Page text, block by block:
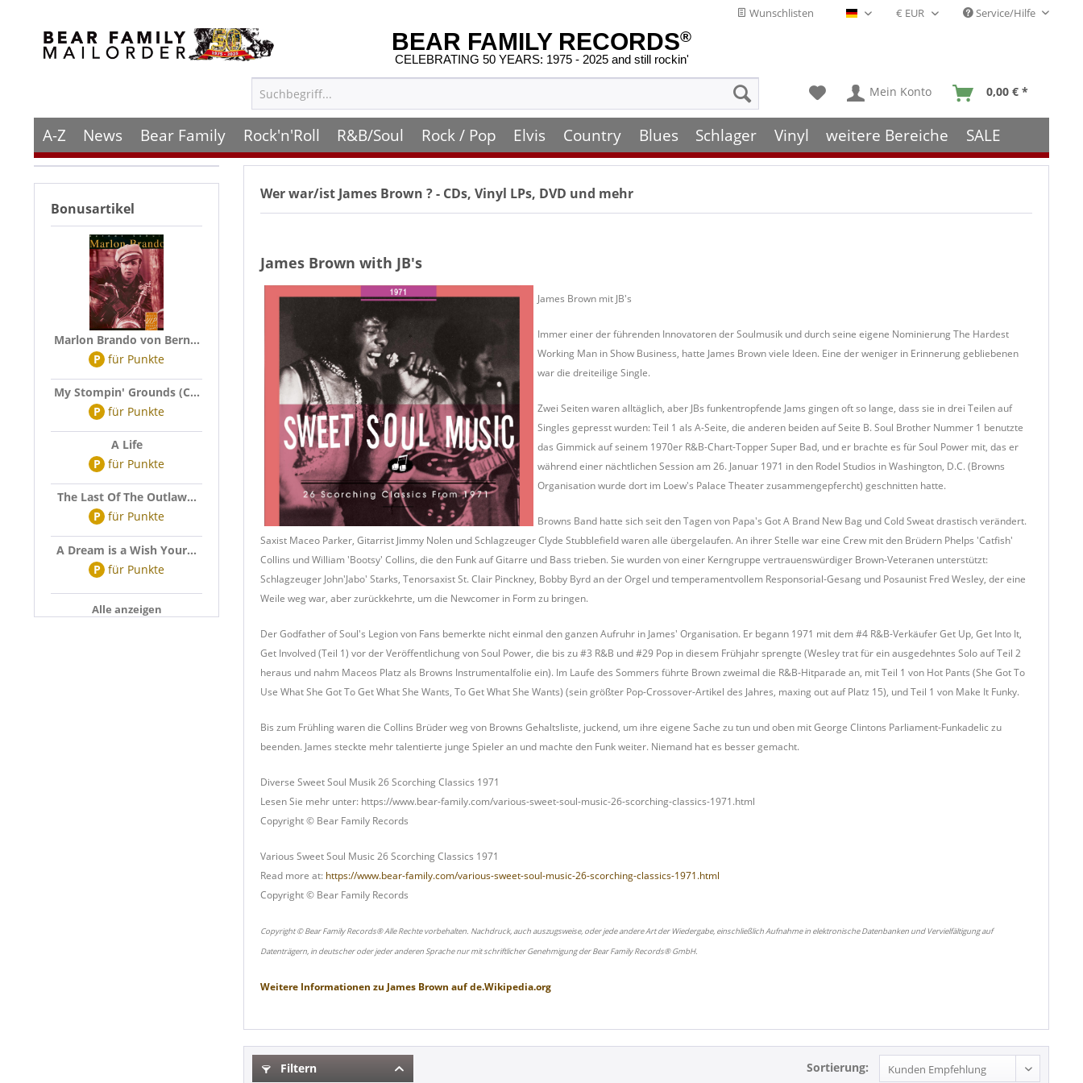
Wunschlisten Deutsch - DE Service/Hilfe
BEAR FAMILY RECORDS®
CELEBRATING 50 YEARS: 1975 - 2025 and still rockin'
Mein Konto 0,00 € *
A-Z News Bear Family Rock'n'Roll R&B/Soul Rock / Pop Elvis Country Blues Schlager Vinyl weitere Bereiche SALE
Bonusartikel
Marlon Brando von Bern...
P für Punkte
My Stompin' Grounds (C...
P für Punkte
A Life
P für Punkte
The Last Of The Outlaw...
P für Punkte
A Dream is a Wish Your...
P für Punkte
Alle anzeigen
Wer war/ist James Brown ? - CDs, Vinyl LPs, DVD und mehr
James Brown with JB's
James Brown mit JB's
Immer einer der führenden Innovatoren der Soulmusik und durch seine eigene Nominierung The Hardest
Working Man in Show Business, hatte James Brown viele Ideen. Eine der weniger in Erinnerung gebliebenen
war die dreiteilige Single.
Zwei Seiten waren alltäglich, aber JBs funkentropfende Jams gingen oft so lange, dass sie in drei Teilen auf
Singles gepresst wurden: Teil 1 als A-Seite, die anderen beiden auf Seite B. Soul Brother Nummer 1 benutzte
das Gimmick auf seinem 1970er R&B-Chart-Topper Super Bad, und er brachte es für Soul Power mit, das er
während einer nächtlichen Session am 26. Januar 1971 in den Rodel Studios in Washington, D.C. (Browns
Organisation wurde dort im Loew's Palace Theater zusammengepfercht) geschnitten hatte.
Browns Band hatte sich seit den Tagen von Papa's Got A Brand New Bag und Cold Sweat drastisch verändert.
Saxist Maceo Parker, Gitarrist Jimmy Nolen und Schlagzeuger Clyde Stubblefield waren alle übergelaufen. An ihrer Stelle war eine Crew mit den Brüdern Phelps 'Catfish'
Collins und William 'Bootsy' Collins, die den Funk auf Gitarre und Bass trieben. Sie wurden von einer Kerngruppe vertrauenswürdiger Brown-Veteranen unterstützt:
Schlagzeuger John'Jabo' Starks, Tenorsaxist St. Clair Pinckney, Bobby Byrd an der Orgel und temperamentvollem Responsorial-Gesang und Posaunist Fred Wesley, der eine
Weile weg war, aber zurückkehrte, um die Newcomer in Form zu bringen.
Der Godfather of Soul's Legion von Fans bemerkte nicht einmal den ganzen Aufruhr in James' Organisation. Er begann 1971 mit dem #4 R&B-Verkäufer Get Up, Get Into It,
Get Involved (Teil 1) vor der Veröffentlichung von Soul Power, die bis zu #3 R&B und #29 Pop in diesem Frühjahr sprengte (Wesley trat für ein ausgedehntes Solo auf Teil 2
heraus und nahm Maceos Platz als Browns Instrumentalfolie ein). Im Laufe des Sommers führte Brown zweimal die R&B-Hitparade an, mit Teil 1 von Hot Pants (She Got To
Use What She Got To Get What She Wants, To Get What She Wants) (sein größter Pop-Crossover-Artikel des Jahres, maxing out auf Platz 15), und Teil 1 von Make It Funky.
Bis zum Frühling waren die Collins Brüder weg von Browns Gehaltsliste, juckend, um ihre eigene Sache zu tun und oben mit George Clintons Parliament-Funkadelic zu
beenden. James steckte mehr talentierte junge Spieler an und machte den Funk weiter. Niemand hat es besser gemacht.
Diverse Sweet Soul Musik 26 Scorching Classics 1971
Lesen Sie mehr unter: https://www.bear-family.com/various-sweet-soul-music-26-scorching-classics-1971.html
Copyright © Bear Family Records
Various Sweet Soul Music 26 Scorching Classics 1971
Read more at: https://www.bear-family.com/various-sweet-soul-music-26-scorching-classics-1971.html
Copyright © Bear Family Records
Copyright © Bear Family Records® Alle Rechte vorbehalten. Nachdruck, auch auszugsweise, oder jede andere Art der Wiedergabe, einschließlich Aufnahme in elektronische Datenbanken und Vervielfältigung auf
Datenträgern, in deutscher oder jeder anderen Sprache nur mit schriftlicher Genehmigung der Bear Family Records® GmbH.
Weitere Informationen zu James Brown aufde.Wikipedia.org
Filtern Sortierung: